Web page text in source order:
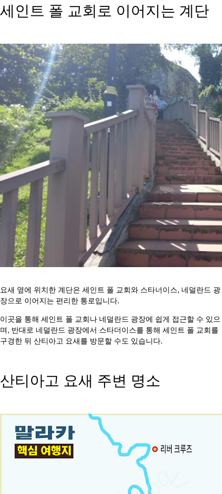
세인트 폴 교회로 이어지는 계단
요새 옆에 위치한 계단은 세인트 폴 교회와 스타너이스, 네덜란드 광
장으로 이어지는 편리한 통로입니다.
이곳을 통해 세인트 폴 교회나 네덜란드 광장에 쉽게 접근할 수 있으
며, 반대로 네덜란드 광장에서 스타더이스를 통해 세인트 폴 교회를
구경한 뒤 산티아고 요새를 방문할 수도 있습니다.
산티아고 요새 주변 명소